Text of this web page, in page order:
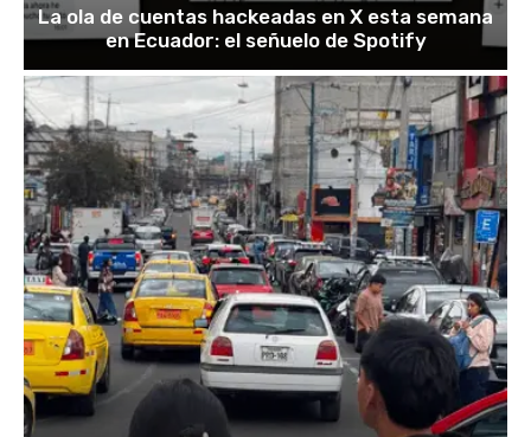
La ola de cuentas hackeadas en X esta semana
en Ecuador: el señuelo de Spotify